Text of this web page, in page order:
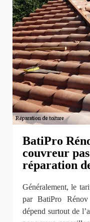
BatiPro
couvreur
réparation
Généralement, le
par BatiPro
dépend surtout de